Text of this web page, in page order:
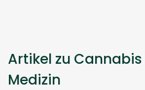
Artikel zu
Medizin